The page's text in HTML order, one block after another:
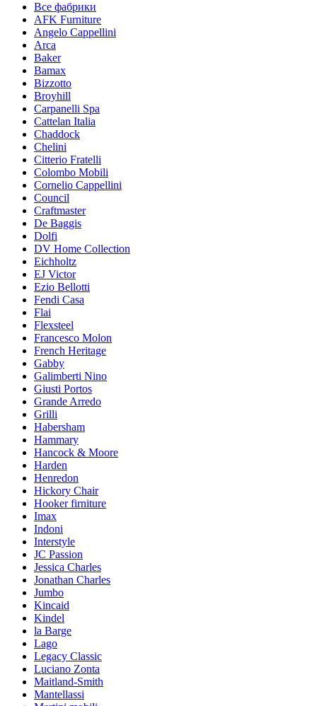
Все фабрики
AFK Furniture
Angelo Cappellini
Arca
Baker
Bamax
Bizzotto
Broyhill
Carpanelli Spa
Cattelan Italia
Chaddock
Chelini
Citterio Fratelli
Colombo Mobili
Cornelio Cappellini
Council
Craftmaster
De Baggis
Dolfi
DV Home Collection
Eichholtz
EJ Victor
Ezio Bellotti
Fendi Casa
Flai
Flexsteel
Francesco Molon
French Heritage
Gabby
Galimberti Nino
Giusti Portos
Grande Arredo
Grilli
Habersham
Hammary
Hancock & Moore
Harden
Henredon
Hickory Chair
Hooker firniture
Imax
Indoni
Interstyle
JC Passion
Jessica Charles
Jonathan Charles
Jumbo
Kincaid
Kindel
la Barge
Lago
Legacy Classic
Luciano Zonta
Maitland-Smith
Mantellassi